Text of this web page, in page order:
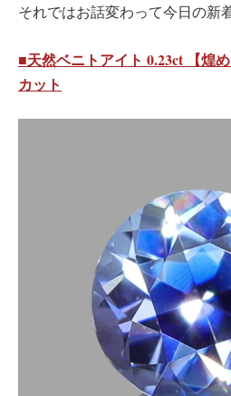
それではお話変わって今日の新
■天然ベニトアイト 0.23ct 【煌
カット